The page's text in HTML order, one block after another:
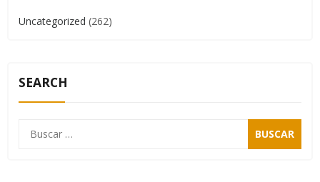
Uncategorized (262)
SEARCH